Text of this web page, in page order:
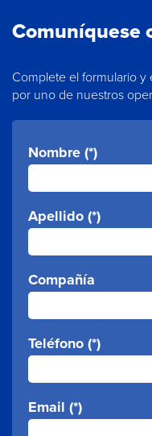
Comuníquese
Complete el formulario y
por uno de nuestros
Nombre (*)
Apellido (*)
Compañía
Teléfono (*)
Email (*)